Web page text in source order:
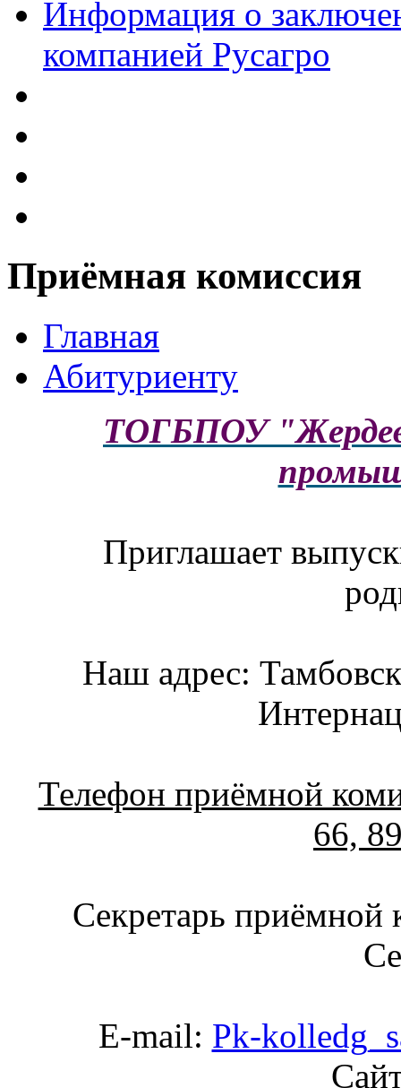
Информация о
компанией Русагро
Приёмная комиссия
Главная
Абитуриенту
ТОГБПОУ
Приглашает
Наш адрес:
Телефон приёмной
66, 8
Секретарь приёмной
E-mail: Pk-